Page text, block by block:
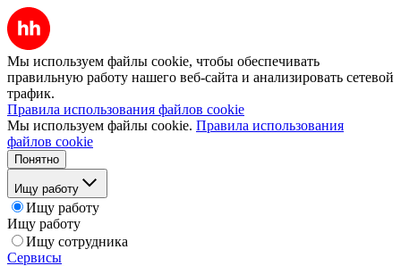
Мы используем файлы cookie, чтобы обеспечивать
правильную работу нашего веб-сайта и анализировать сетевой
трафик.
Правила использования файлов cookie
Мы используем файлы cookie. Правила использования
файлов cookie
Понятно
Ищу работу
Ищу работу
Ищу работу
Ищу сотрудника
Сервисы